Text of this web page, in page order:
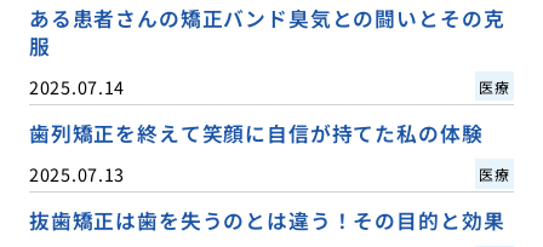
ある患者さんの矯正バンド臭気との闘いとその克
服
2025.07.14 医療
歯列矯正を終えて笑顔に自信が持てた私の体験
2025.07.13 医療
抜歯矯正は歯を失うのとは違う！その目的と効果